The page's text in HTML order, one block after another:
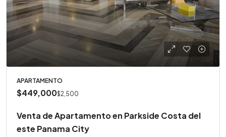
APARTAMENTO
$449,000$2,500
Venta de Apartamento en Parkside Costa del
este Panama City